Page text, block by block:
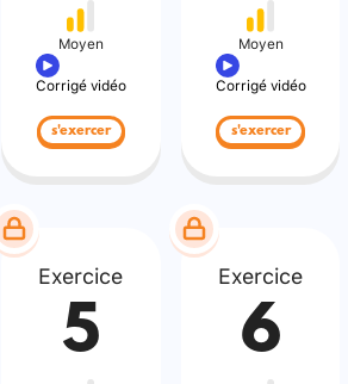
Moyen
Corrigé vidéo
s'exercer
Moyen
Corrigé vidéo
s'exercer
Exercice
5
Exercice
6